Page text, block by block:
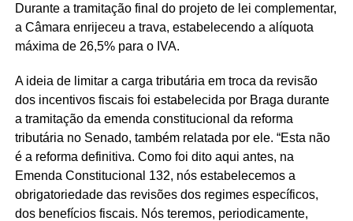
Durante a tramitação final do projeto de lei complementar,
a Câmara enrijeceu a trava, estabelecendo a alíquota
máxima de 26,5% para o IVA.
A ideia de limitar a carga tributária em troca da revisão
dos incentivos fiscais foi estabelecida por Braga durante
a tramitação da emenda constitucional da reforma
tributária no Senado, também relatada por ele. “Esta não
é a reforma definitiva. Como foi dito aqui antes, na
Emenda Constitucional 132, nós estabelecemos a
obrigatoriedade das revisões dos regimes específicos,
dos benefícios fiscais. Nós teremos, periodicamente,